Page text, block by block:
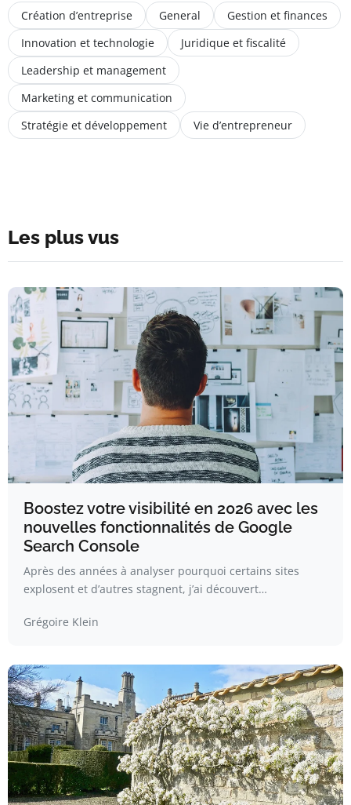
Création d’entreprise General
Gestion et finances
Innovation et technologie
Juridique et fiscalité
Leadership et management
Marketing et communication
Stratégie et développement
Vie d’entrepreneur
Les plus vus
Boostez votre visibilité en 2026 avec les
nouvelles fonctionnalités de Google
Search Console
Après des années à analyser pourquoi certains sites
explosent et d’autres stagnent, j’ai découvert…
Grégoire Klein